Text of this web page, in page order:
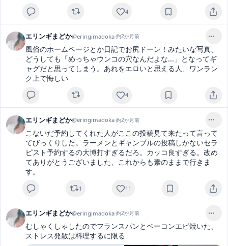
4
エリンギまどか@eringimadoka·約2か月前
風俗のホームページとか日記でお尻ドーン！みたいな写真、
どうしても「めっちゃウンコの穴なんだよな...」となってギ
ャグだと思ってしまう。あれをエロいと思える人、ワンラン
ク上で悔しい
4
エリンギまどか@eringimadoka·約2か月前
こないだ予約してくれた人がここの投稿見て来たって言って
てびっくりした。ラーメンとギャンブルの投稿しかないセラ
ピスト予約するの大博打すぎるだろ。カッコ良すぎる。改め
てありがとうございました、これからも素のままで行きま
す。
1 11
エリンギまどか@eringimadoka·約2か月前
むしゃくしゃしたのでフランスパンとベーコンエピ焼いた、
ストレス発散は料理するに限る